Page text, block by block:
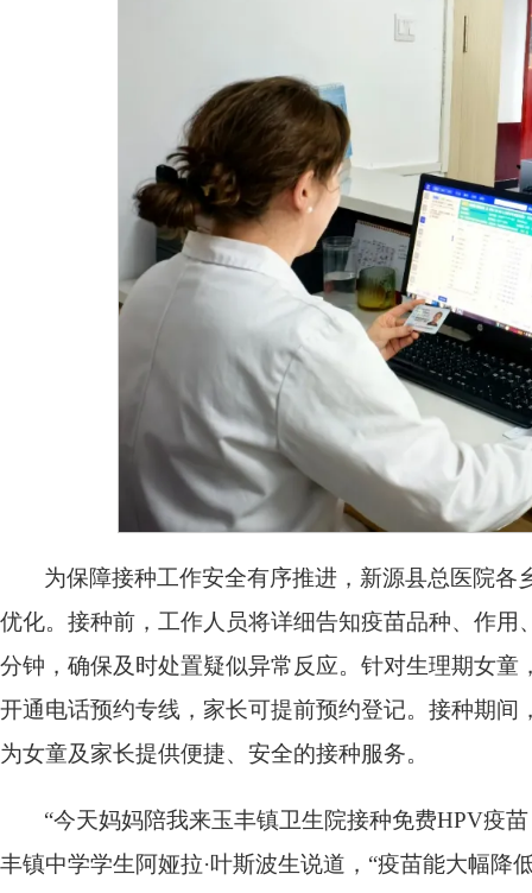
为保障接种工作安全有序推进，新源县总医院
优化。接种前，工作人员将详细告知疫苗品种、作
分钟，确保及时处置疑似异常反应。针对生理期女
开通电话预约专线，家长可提前预约登记。接种期
为女童及家长提供便捷、安全的接种服务。
“今天妈妈陪我来玉丰镇卫生院接种免费HPV疫
丰镇中学学生阿娅拉·叶斯波生说道，“疫苗能大幅